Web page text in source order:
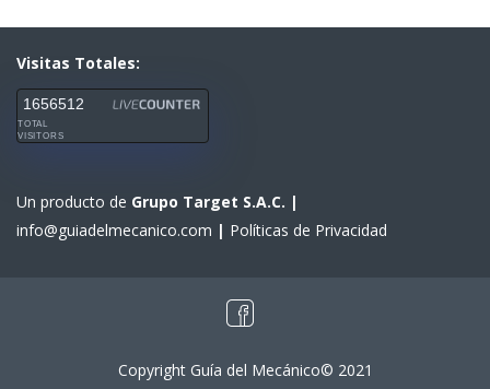
Visitas Totales:
1656512
TOTAL
VISITORS
Un producto de Grupo Target S.A.C. |
info@guiadelmecanico.com | Políticas de Privacidad
Copyright Guía del Mecánico© 2021